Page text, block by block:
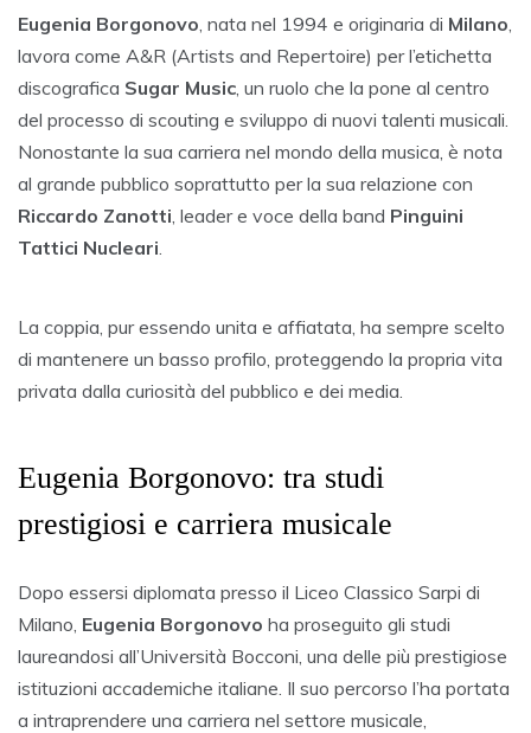
Eugenia Borgonovo , nata nel 1994 e originaria di Milano
lavora come A&R (Artists and Repertoire) per l’etichetta
discografica Sugar Music , un ruolo che la pone al centro
del processo di scouting e sviluppo di nuovi talenti musicali.
Nonostante la sua carriera nel mondo della musica, è nota
al grande pubblico soprattutto per la sua relazione con
Riccardo Zanotti , leader e voce della band Pinguini
Tattici Nucleari
La coppia, pur essendo unita e affiatata, ha sempre scelto
di mantenere un basso profilo, proteggendo la propria vita
privata dalla curiosità del pubblico e dei media.
Eugenia Borgonovo: tra studi
prestigiosi e carriera musicale
Dopo essersi diplomata presso il Liceo Classico Sarpi di
Milano, Eugenia Borgonovo ha proseguito gli studi
laureandosi all’Università Bocconi, una delle più prestigiose
istituzioni accademiche italiane. Il suo percorso l’ha portata
a intraprendere una carriera nel settore musicale,